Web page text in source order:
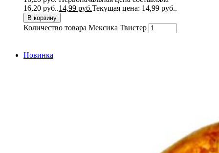
16,20 руб..14,99 руб.Текущая цена: 14,99 руб..
В корзину
Количество товара Мексика Твистер
Новинка